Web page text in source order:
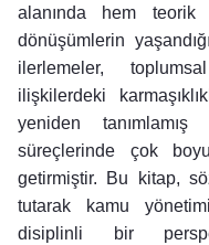
alanında hem
dönüşümlerin
ilerlemeler,
ilişkilerdeki
yeniden
süreçlerinde çok
getirmiştir. Bu kitap,
tutarak kamu
disiplinli bir